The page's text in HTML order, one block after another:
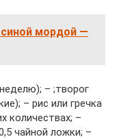
мордой —
– ;творог
– рис или гречка
количествах; –
чайной ложки; –